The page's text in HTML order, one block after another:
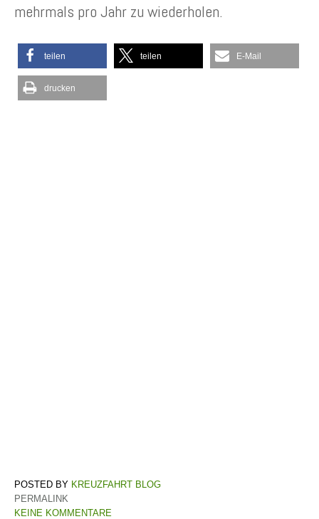
mehrmals pro Jahr zu wiederholen.
teilen teilen E-Mail
drucken
KREUZFAHRT BLOG
PERMALINK
KEINE KOMMENTARE